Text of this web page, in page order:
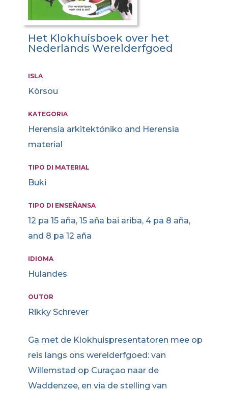
Het Klokhuisboek over het
Nederlands Werelderfgoed
ISLA
Kòrsou
KATEGORIA
Herensia arkitektóniko and Herensia
material
TIPO DI MATERIAL
Buki
TIPO DI ENSEÑANSA
12 pa 15 aña, 15 aña bai ariba, 4 pa 8 aña,
and 8 pa 12 aña
IDIOMA
Hulandes
OUTOR
Rikky Schrever
Ga met de Klokhuispresentatoren mee op
reis langs ons werelderfgoed: van
Willemstad op Curaçao naar de
Waddenzee, en via de stelling van